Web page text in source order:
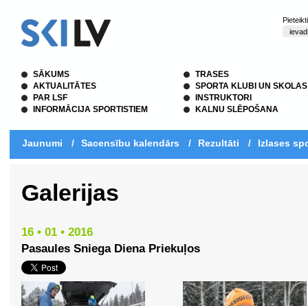
SĀKUMS
AKTUALITĀTES
PAR LSF
INFORMĀCIJA SPORTISTIEM
TRASES
SPORTA KLUBI UN SKOLAS
INSTRUKTORI
KALNU SLĒPOŠANA
Jaunumi / Sacensību kalendārs / Rezultāti / Izlases
Galerijas
16 • 01 • 2016
Pasaules Sniega Diena Priekuļos